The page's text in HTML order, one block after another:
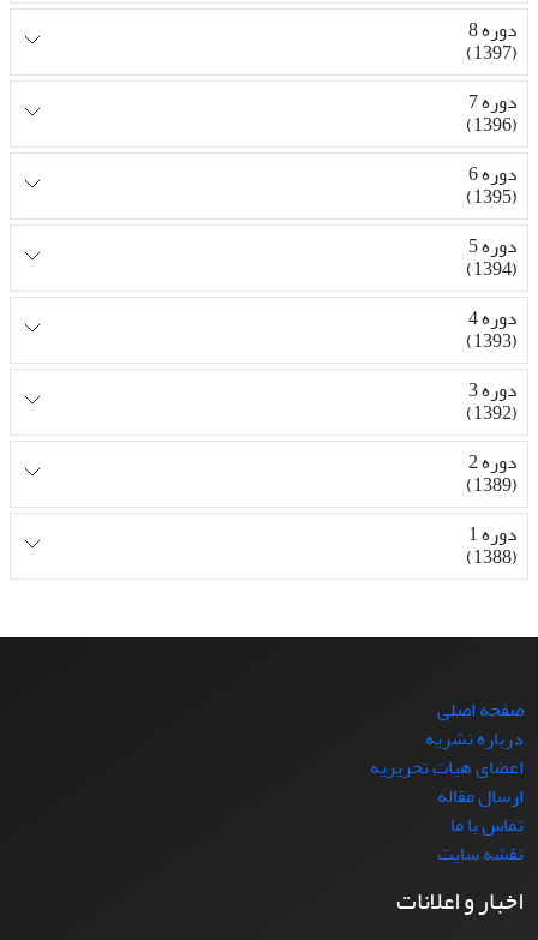
دوره 8
(1397)
دوره 7
(1396)
دوره 6
(1395)
دوره 5
(1394)
دوره 4
(1393)
دوره 3
(1392)
دوره 2
(1389)
دوره 1
(1388)
صفحه اصلی
درباره نشریه
اعضای هیات تحریریه
ارسال مقاله
تماس با ما
نقشه سایت
اخبار و اعلانات